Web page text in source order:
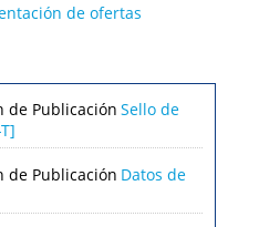
de ofertas
de Publicación Sello de
de Publicación Datos de